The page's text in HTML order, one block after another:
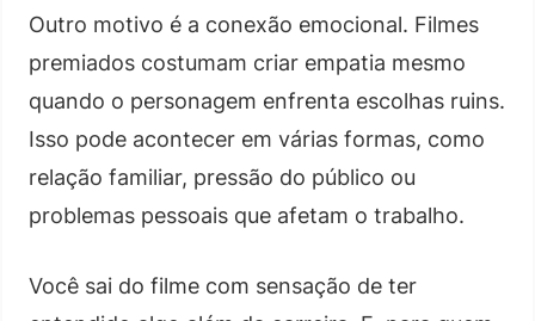
Outro motivo é a conexão emocional. Filmes
premiados costumam criar empatia mesmo
quando o personagem enfrenta escolhas ruins.
Isso pode acontecer em várias formas, como
relação familiar, pressão do público ou
problemas pessoais que afetam o trabalho.
Você sai do filme com sensação de ter